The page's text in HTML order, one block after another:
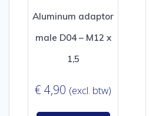
Aluminum adaptor
male D04 – M12 x
1,5
€ 4,90 (excl. btw)